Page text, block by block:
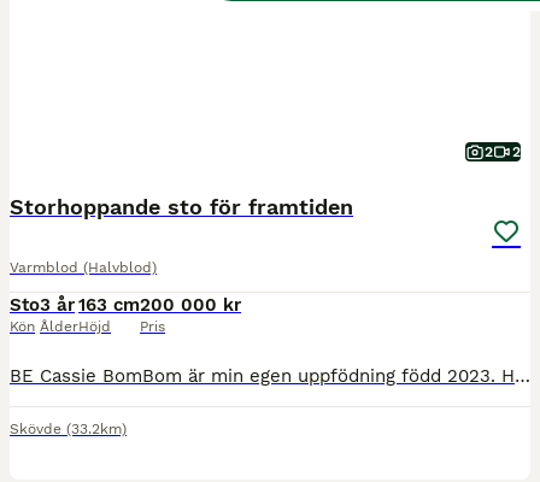
2 2
Storhoppande sto för framtiden
Varmblod (Halvblod)
Sto
Kön
3 år
Ålder
163 cm
Höjd
200 000 kr
Pris
BE Cassie BomBom är min egen uppfödning född 2023. Hon är ett välbyggt sto med stor kapacitet i hoppning, med stort plus för sina bakben. Visad på 3-års test med 8-8 hoppning och 46p totalt och väldigt fina lovord för framtiden. Inriden på ett okomplicerat sätt i alla gångarter. På hennes mammas sida finns fina meriter, bla hennes moster som gått unghäst-VM i fälttävlan
Skövde (33.2km)